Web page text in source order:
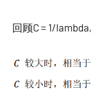
回顾C = 1/